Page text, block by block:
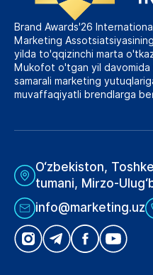
Brand Awards'26
Marketing
yilda to'qqizinchi marta
Mukofot o'tgan yil
samarali marketing
muvaffaqiyatli brendlarga
O‘zbekiston,
tumani, Mirzo-
info@marketing.uz